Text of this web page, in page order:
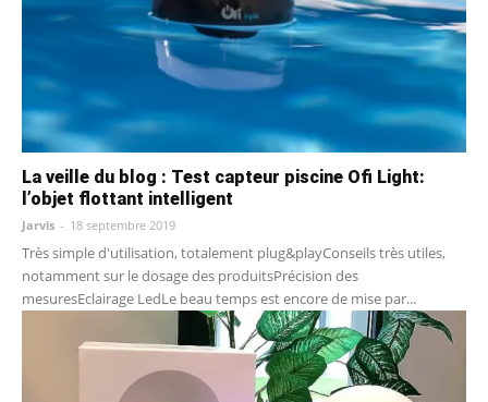
La veille du blog : Test capteur piscine Ofi Light:
l’objet flottant intelligent
Jarvis - 18 septembre 2019
Très simple d'utilisation, totalement plug&playConseils très utiles,
notamment sur le dosage des produitsPrécision des
mesuresEclairage LedLe beau temps est encore de mise par...